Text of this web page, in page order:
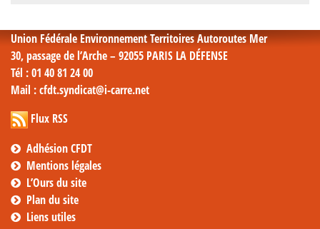
Union Fédérale Environnement Territoires Autoroutes Mer
30, passage de l’Arche – 92055 PARIS LA DÉFENSE
Tél : 01 40 81 24 00
Mail : cfdt.syndicat@i-carre.net
Flux RSS
Adhésion CFDT
Mentions légales
L’Ours du site
Plan du site
Liens utiles